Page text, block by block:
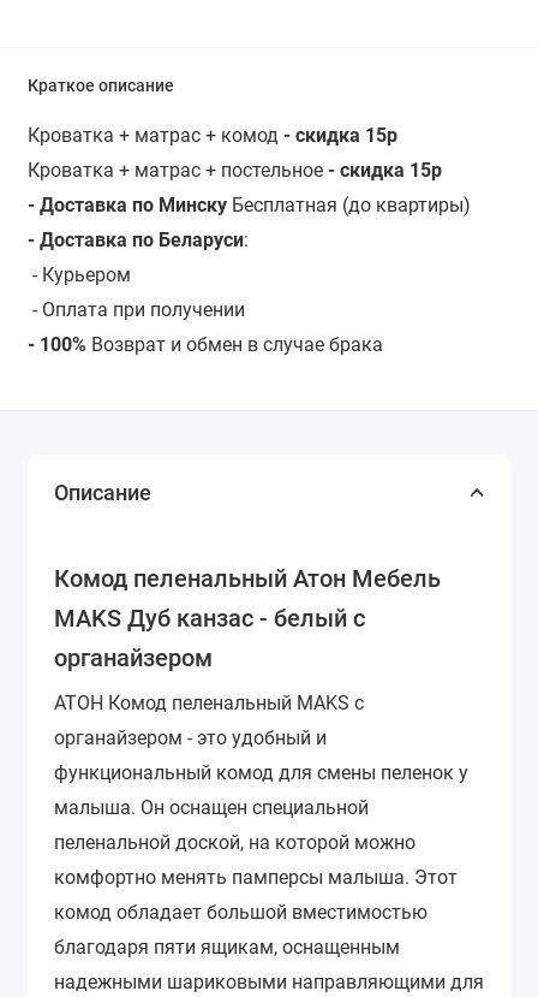
Краткое описание
Кроватка + матрас + комод - скидка 15р
Кроватка + матрас + постельное - скидка 15р
- Доставка по МинскуБесплатная (до квартиры)
- Доставка по Беларуси:
- Курьером
- Оплата при получении
- 100% Возврат и обмен в случае брака
Описание
Комод пеленальный Атон Мебель
MAKS Дуб канзас - белый с
органайзером
АТОН Комод пеленальный MAKS с
органайзером - это удобный и
функциональный комод для смены пеленок у
малыша. Он оснащен специальной
пеленальной доской, на которой можно
комфортно менять памперсы малыша. Этот
комод обладает большой вместимостью
благодаря пяти ящикам, оснащенным
надежными шариковыми направляющими для